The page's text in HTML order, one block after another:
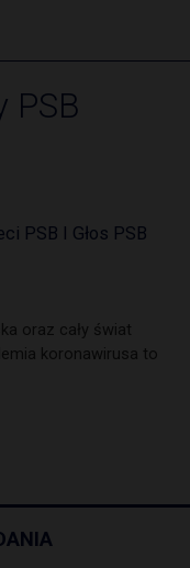
PSB
PSB I Głos PSB
oraz cały świat
koronawirusa to